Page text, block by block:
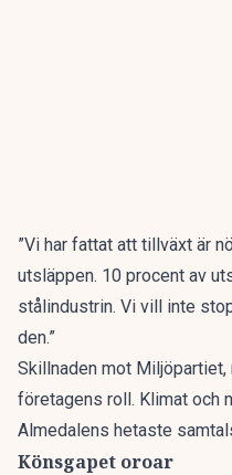
”Vi har fattat att tillväxt är
utsläppen. 10 procent av
stålindustrin. Vi vill inte
den.”
Skillnaden mot Miljöpartiet,
företagens roll. Klimat och
Almedalens hetaste
Könsgapet oroar